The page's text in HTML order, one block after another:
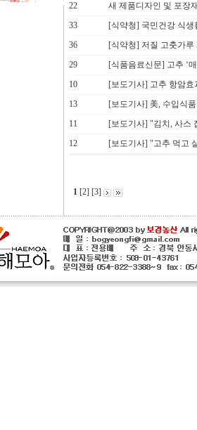
22
새 제품디자인 및 포장
33
[식약청] 국민건강 식
36
[식약청] 저질 고춧가
29
[식품음료신문] 고추 ‘
10
[보도기사] 고추 항암
13
[보도기사] 美, 수입식
11
[보도기사] "김치, 사스
12
[보도기사] "고추 먹고
1[2] [3]